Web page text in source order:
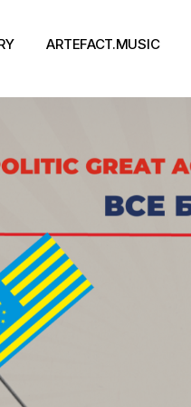
ARTEFACT.MUSIC
Альбоми
Концерти